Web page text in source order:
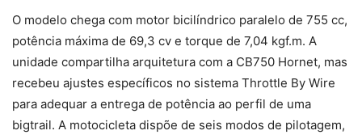
O modelo chega com motor bicilíndrico paralelo de 755 cc,
potência máxima de 69,3 cv e torque de 7,04 kgf.m. A
unidade compartilha arquitetura com a CB750 Hornet, mas
recebeu ajustes específicos no sistema Throttle By Wire
para adequar a entrega de potência ao perfil de uma
bigtrail. A motocicleta dispõe de seis modos de pilotagem,